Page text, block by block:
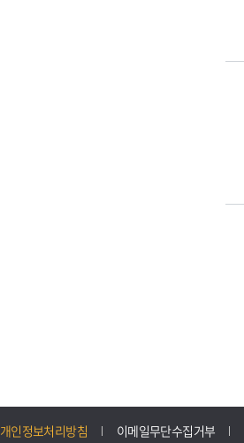
개인정보처리방침 이메일무단수집거부